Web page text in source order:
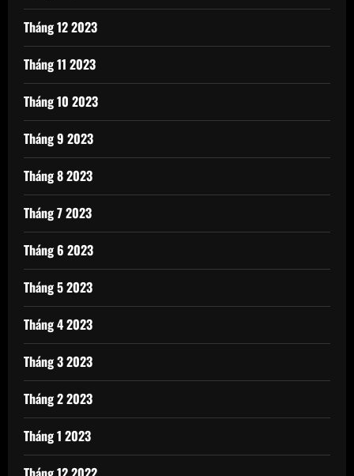
Tháng 12 2023
Tháng 11 2023
Tháng 10 2023
Tháng 9 2023
Tháng 8 2023
Tháng 7 2023
Tháng 6 2023
Tháng 5 2023
Tháng 4 2023
Tháng 3 2023
Tháng 2 2023
Tháng 1 2023